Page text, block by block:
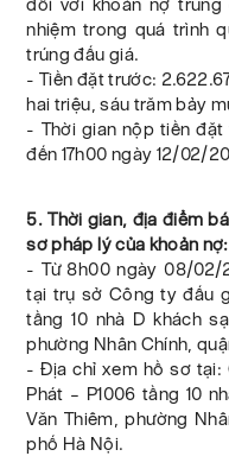
đối với khoản nợ
nhiệm trong quá trình
trúng đấu giá.
- Tiền đặt trước:
hai triệu, sáu trăm bảy
- Thời gian nộp tiền
đến 17h00 ngày 12/02/
5. Thời gian, địa điểm
sơ pháp lý của khoản nợ:
- Từ 8h00 ngày 08/02/
tại trụ sở Công ty đấu
tầng 10 nhà D khách
phường Nhân Chính,
- Địa chỉ xem hồ sơ tại:
Phát – P1006 tầng 10
Văn Thiêm, phường
phố Hà Nội.